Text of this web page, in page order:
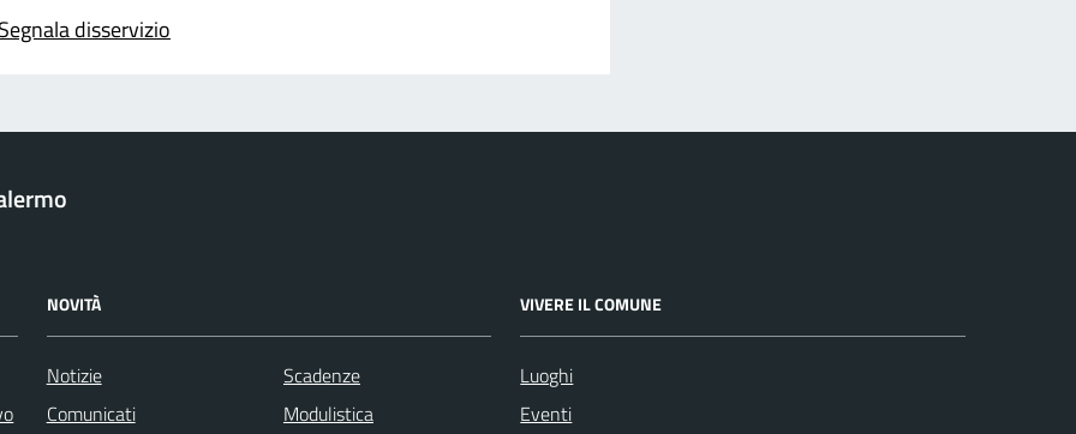
Segnala disservizio
NOVITÀ
Notizie
Comunicati
Scadenze
Modulistica
VIVERE IL COMUNE
Luoghi
Eventi